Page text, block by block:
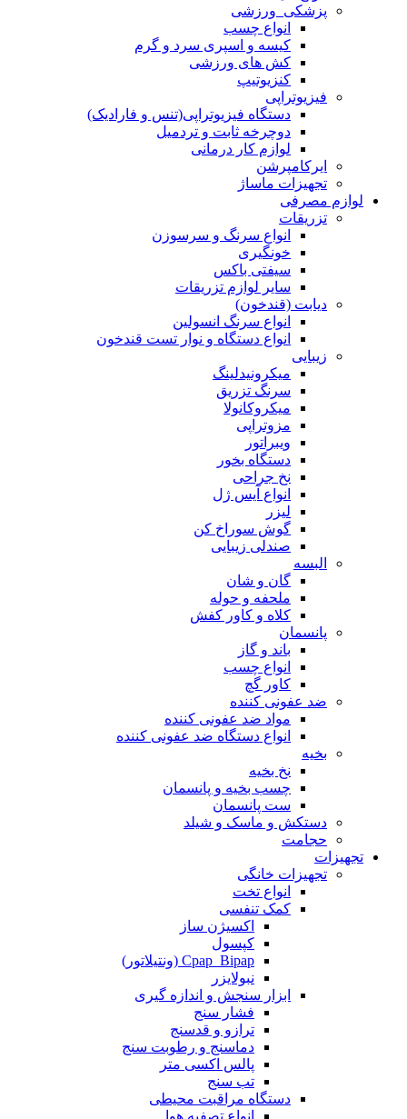
پزشکی_ورزشی
انواع چسب
کیسه و اسپری سرد و گرم
کش های ورزشی
کنزیوتیپ
فیزیوتراپی
دستگاه فیزیوتراپی(تنس و فارادیک)
دوچرخه ثابت و تردمیل
لوازم کار درمانی
ایرکامپرشن
تجهیزات ماساژ
لوازم مصرفی
تزریقات
انواع سرنگ و سرسوزن
خونگیری
سیفتی باکس
سایر لوازم تزریقات
دیابت (قندخون)
انواع سرنگ انسولین
انواع دستگاه و نوار تست قندخون
زیبایی
میکرونیدلینگ
سرنگ تزریق
میکروکانولا
مزوتراپی
ویبراتور
دستگاه بخور
نخ جراحی
انواع آیس ژل
لیزر
گوش سوراخ کن
صندلی زیبایی
البسه
گان و شان
ملحفه و حوله
کلاه و کاور کفش
پانسمان
باند و گاز
انواع چسب
کاور گچ
ضد عفونی کننده
مواد ضد عفونی کننده
انواع دستگاه ضد عفونی کننده
بخیه
نخ بخیه
چسب بخیه و پانسمان
ست پانسمان
دستکش و ماسک و شیلد
حجامت
تجهیزات
تجهیزات خانگی
انواع تخت
کمک تنفسی
اکسیژن ساز
کپسول
Cpap_Bipap (ونتیلاتور)
نبولایزر
ابزار سنجش و اندازه گیری
فشار سنج
ترازو و قدسنج
دماسنج و رطوبت سنج
پالس اکسی متر
تب سنج
دستگاه مراقبت محیطی
انواع تصفیه هوا